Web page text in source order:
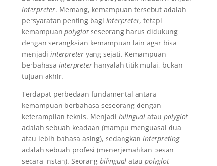
interpreter. Memang, kemampuan tersebut adalah
persyaratan penting bagi interpreter, tetapi
kemampuan polyglot seseorang harus didukung
dengan serangkaian kemampuan lain agar bisa
menjadi interpreter yang sejati. Kemampuan
berbahasa interpreter hanyalah titik mulai, bukan
tujuan akhir.
Terdapat perbedaan fundamental antara
kemampuan berbahasa seseorang dengan
keterampilan teknis. Menjadi bilingual atau polyglot
adalah sebuah keadaan (mampu menguasai dua
atau lebih bahasa asing), sedangkan interpreting
adalah sebuah profesi (menerjemahkan pesan
secara instan). Seorang bilingual atau polyglot